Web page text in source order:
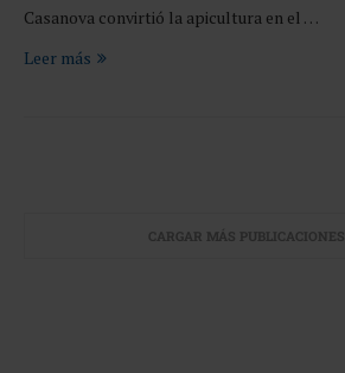
Casanova convirtió la apicultura en el …
Leer más
CARGAR MÁS PUBLICACIONES